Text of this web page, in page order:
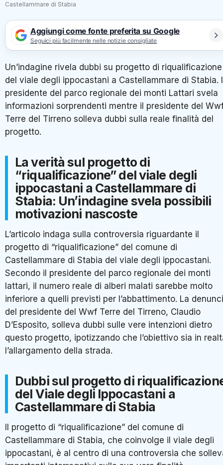
Castellammare di Stabia
Aggiungi come fonte preferita su Google
Seguici più facilmente nelle notizie consigliate
Un’indagine rivela dubbi su progetto di riqualificazione
del viale degli ippocastani a Castellammare di Stabia.
presidente del parco regionale dei monti Lattari svela
informazioni sorprendenti mentre il presidente del
Terre del Tirreno solleva dubbi sulla reale finalità del
progetto.
La verità sul progetto di
“riqualificazione” del viale degli
ippocastani a Castellammare di
Stabia: Un’indagine svela possibili
motivazioni nascoste
L’articolo indaga sulla controversia riguardante il
progetto di “riqualificazione” del comune di
Castellammare di Stabia del viale degli ippocastani.
Secondo il presidente del parco regionale dei monti
lattari, il numero reale di alberi malati sarebbe molto
inferiore a quelli previsti per l’abbattimento. La
del presidente del Wwf Terre del Tirreno, Claudio
D’Esposito, solleva dubbi sulle vere intenzioni dietro
questo progetto, ipotizzando che l’obiettivo sia in
l’allargamento della strada.
Dubbi sul progetto di
del Viale degli Ippocastani a
Castellammare di Stabia
Il progetto di “riqualificazione” del comune di
Castellammare di Stabia, che coinvolge il viale degli
ippocastani, è al centro di una controversia che